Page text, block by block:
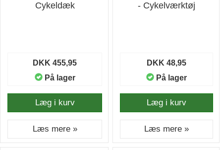
Cykeldæk
DKK 455,95
På lager
Læg i kurv
Læs mere »
- Cykelværktøj
DKK 48,95
På lager
Læg i kurv
Læs mere »